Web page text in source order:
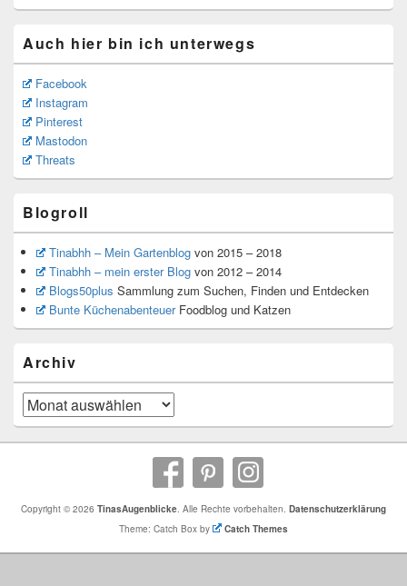
Auch hier bin ich unterwegs
Facebook
Instagram
Pinterest
Mastodon
Threats
Blogroll
Tinabhh – Mein Gartenblogvon 2015 – 2018
Tinabhh – mein erster Blogvon 2012 – 2014
Blogs50plus Sammlung zum Suchen, Finden und Entdecken
Bunte KüchenabenteuerFoodblog und Katzen
Archiv
Archiv
Copyright © 2026 TinasAugenblicke. Alle Rechte vorbehalten. Datenschutzerklärung
Theme: Catch Box by
Catch Themes